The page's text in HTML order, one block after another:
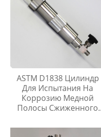
ASTM D1838 Цилиндр
Для Испытания На
Коррозию Медной
Полосы Сжиженного